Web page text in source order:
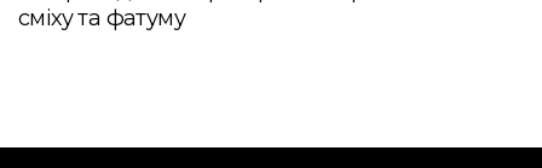
сміху та фатуму